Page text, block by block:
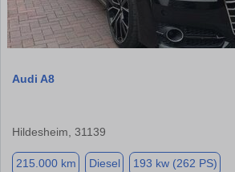
Audi A8
Hildesheim, 31139
215.000 km Diesel 193 kw (262 PS)